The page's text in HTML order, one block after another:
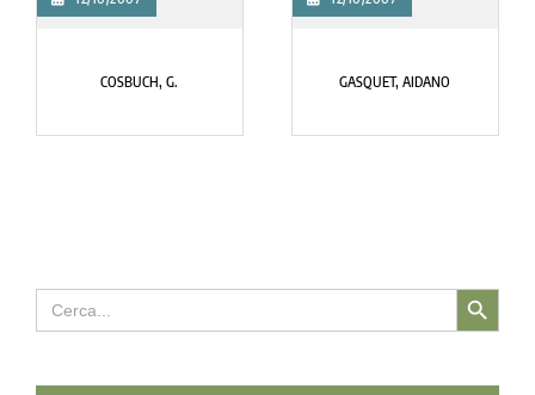
COSBUCH, G. GASQUET, AIDANO
Search
for:
Search Button